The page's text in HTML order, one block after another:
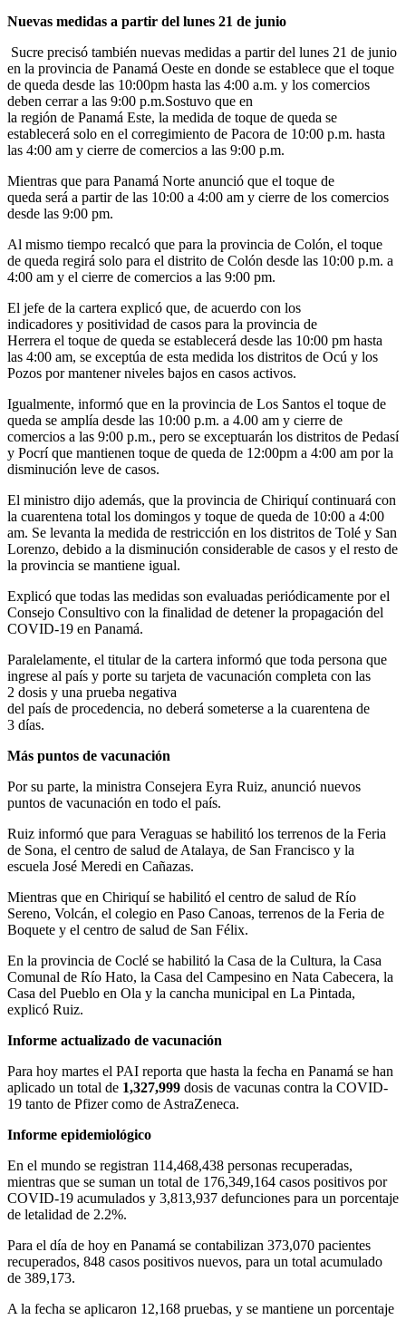
Nuevas medidas a partir del lunes 21 de junio
Sucre precisó también nuevas medidas a partir del lunes 21 de junio
en la provincia de Panamá Oeste en donde se establece que el toque
de queda desde las 10:00pm hasta las 4:00 a.m. y los comercios
deben cerrar a las 9:00 p.m.Sostuvo que en
la región de Panamá Este, la medida de toque de queda se
establecerá solo en el corregimiento de Pacora de 10:00 p.m. hasta
las 4:00 am y cierre de comercios a las 9:00 p.m.
Mientras que para Panamá Norte anunció que el toque de
queda será a partir de las 10:00 a 4:00 am y cierre de los comercios
desde las 9:00 pm.
Al mismo tiempo recalcó que para la provincia de Colón, el toque
de queda regirá solo para el distrito de Colón desde las 10:00 p.m. a
4:00 am y el cierre de comercios a las 9:00 pm.
El jefe de la cartera explicó que, de acuerdo con los
indicadores y positividad de casos para la provincia de
Herrera el toque de queda se establecerá desde las 10:00 pm hasta
las 4:00 am, se exceptúa de esta medida los distritos de Ocú y los
Pozos por mantener niveles bajos en casos activos.
Igualmente, informó que en la provincia de Los Santos el toque de
queda se amplía desde las 10:00 p.m. a 4.00 am y cierre de
comercios a las 9:00 p.m., pero se exceptuarán los distritos de Pedasí
y Pocrí que mantienen toque de queda de 12:00pm a 4:00 am por la
disminución leve de casos.
El ministro dijo además, que la provincia de Chiriquí continuará con
la cuarentena total los domingos y toque de queda de 10:00 a 4:00
am. Se levanta la medida de restricción en los distritos de Tolé y San
Lorenzo, debido a la disminución considerable de casos y el resto de
la provincia se mantiene igual.
Explicó que todas las medidas son evaluadas periódicamente por el
Consejo Consultivo con la finalidad de detener la propagación del
COVID-19 en Panamá.
Paralelamente, el titular de la cartera informó que toda persona que
ingrese al país y porte su tarjeta de vacunación completa con las
2 dosis y una prueba negativa
del país de procedencia, no deberá someterse a la cuarentena de
3 días.
Más puntos de vacunación
Por su parte, la ministra Consejera Eyra Ruiz, anunció nuevos
puntos de vacunación en todo el país.
Ruiz informó que para Veraguas se habilitó los terrenos de la Feria
de Sona, el centro de salud de Atalaya, de San Francisco y la
escuela José Meredi en Cañazas.
Mientras que en Chiriquí se habilitó el centro de salud de Río
Sereno, Volcán, el colegio en Paso Canoas, terrenos de la Feria de
Boquete y el centro de salud de San Félix.
En la provincia de Coclé se habilitó la Casa de la Cultura, la Casa
Comunal de Río Hato, la Casa del Campesino en Nata Cabecera, la
Casa del Pueblo en Ola y la cancha municipal en La Pintada,
explicó Ruiz.
Informe actualizado de vacunación
Para hoy martes el PAI reporta que hasta la fecha en Panamá se han
aplicado un total de 1,327,999 dosis de vacunas contra la COVID-
19 tanto de Pfizer como de AstraZeneca.
Informe epidemiológico
En el mundo se registran 114,468,438 personas recuperadas,
mientras que se suman un total de 176,349,164 casos positivos por
COVID-19 acumulados y 3,813,937 defunciones para un porcentaje
de letalidad de 2.2%.
Para el día de hoy en Panamá se contabilizan 373,070 pacientes
recuperados, 848 casos positivos nuevos, para un total acumulado
de 389,173.
A la fecha se aplicaron 12,168 pruebas, y se mantiene un porcentaje